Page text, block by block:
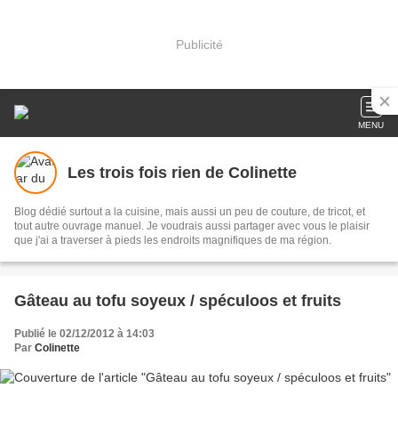
Publicité
MENU
Les trois fois rien de Colinette
Blog dédié surtout a la cuisine, mais aussi un peu de couture, de tricot, et
tout autre ouvrage manuel. Je voudrais aussi partager avec vous le plaisir
que j'ai a traverser à pieds les endroits magnifiques de ma région.
Gâteau au tofu soyeux / spéculoos et fruits
Publié le 02/12/2012 à 14:03
Par Colinette